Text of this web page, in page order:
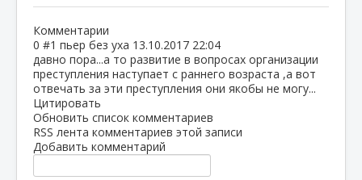
Комментарии
0 #1 пьер без уха 13.10.2017 22:04
давно пора...а то развитие в вопросах организации
преступления наступает с раннего возраста ,а вот
отвечать за эти преступления они якобы не могу...
Цитировать
Обновить список комментариев
RSS лента комментариев этой записи
Добавить комментарий